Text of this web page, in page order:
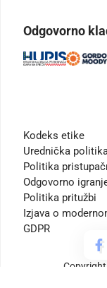
Odgovorno
Kodeks etike
Urednička
Politika
Odgovorno
Politika pritužbi
Izjava o
GDPR